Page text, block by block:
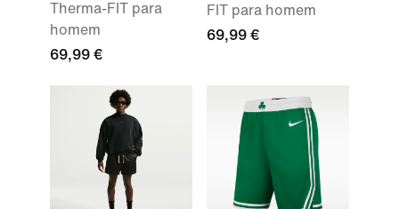
Therma-FIT para
homem
69,99 €
FIT para homem
69,99 €